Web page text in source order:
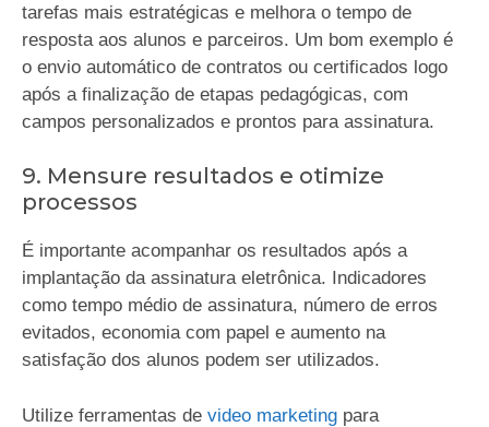
tarefas mais estratégicas e melhora o tempo de
resposta aos alunos e parceiros. Um bom exemplo é
o envio automático de contratos ou certificados logo
após a finalização de etapas pedagógicas, com
campos personalizados e prontos para assinatura.
9. Mensure resultados e otimize
processos
É importante acompanhar os resultados após a
implantação da assinatura eletrônica. Indicadores
como tempo médio de assinatura, número de erros
evitados, economia com papel e aumento na
satisfação dos alunos podem ser utilizados.
Utilize ferramentas de video marketing para